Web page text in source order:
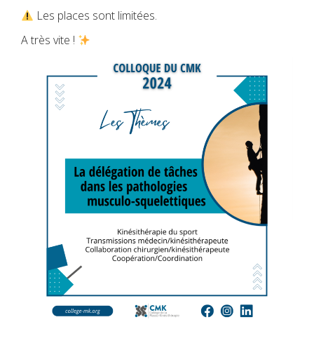
Les places sont limitées.
A très vite !